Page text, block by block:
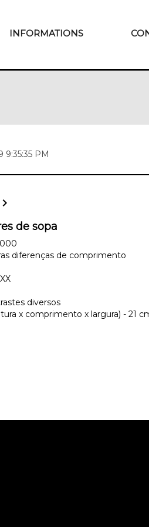
INFORMATIONS
9:35:35 PM
chevron_right
de sopa
diferenças de comprimento
diversos
x comprimento x largura) - 21